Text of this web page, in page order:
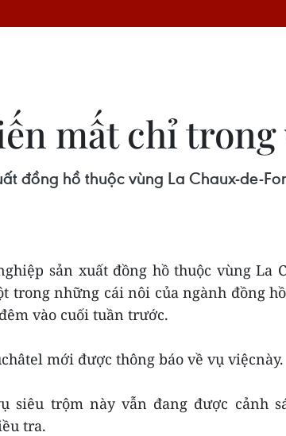
mất chỉ
đồng hồ thuộc vùng La Chaux-de-
sản xuất đồng hồ thuộc vùng La
trong những cái nôi của ngành đồng
vào cuối tuần trước.
mới được thông báo về vụ việcnày.
siêu trộm này vẫn đang được cảnh
tra.